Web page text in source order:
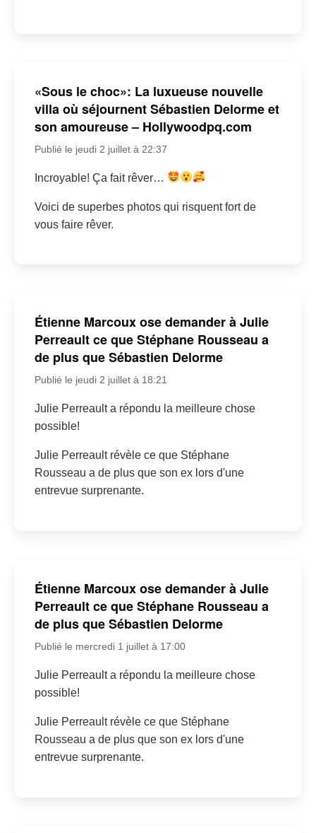
«Sous le choc»: La luxueuse nouvelle
villa où séjournent Sébastien Delorme et
son amoureuse – Hollywoodpq.com
Publié le jeudi 2 juillet à 22:37
Incroyable! Ça fait rêver…
Voici de superbes photos qui risquent fort de
vous faire rêver.
Étienne Marcoux ose demander à Julie
Perreault ce que Stéphane Rousseau a
de plus que Sébastien Delorme
Publié le jeudi 2 juillet à 18:21
Julie Perreault a répondu la meilleure chose
possible!
Julie Perreault révèle ce que Stéphane
Rousseau a de plus que son ex lors d'une
entrevue surprenante.
Étienne Marcoux ose demander à Julie
Perreault ce que Stéphane Rousseau a
de plus que Sébastien Delorme
Publié le mercredi 1 juillet à 17:00
Julie Perreault a répondu la meilleure chose
possible!
Julie Perreault révèle ce que Stéphane
Rousseau a de plus que son ex lors d'une
entrevue surprenante.